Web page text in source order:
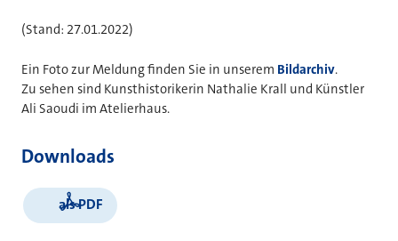
(Stand: 27.01.2022)
Ein Foto zur Meldung finden Sie in unserem Bildarchiv.
Zu sehen sind Kunsthistorikerin Nathalie Krall und Künstler
Ali Saoudi im Atelierhaus.
Downloads
als PDF